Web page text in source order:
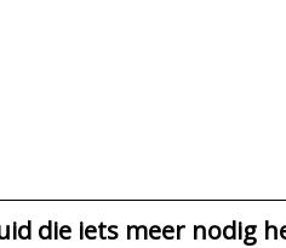
die iets meer nodig